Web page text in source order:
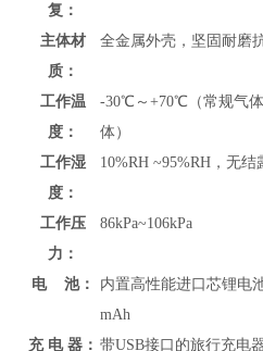
复：
主体材
质：
全金属外壳，坚固耐磨
工作温
度：
-30℃～+70℃（常规气
体）
工作湿
度：
10%RH ~95%RH，无结
工作压
力：
86kPa~106kPa
电 池：
内置高性能进口芯锂电
mAh
充 电 器： 带USB接口的旅行充电